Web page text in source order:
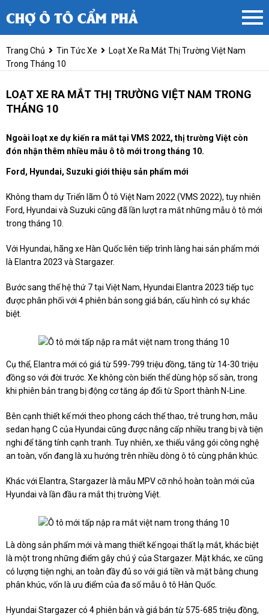
Trang Chủ Tin Tức Xe
Loạt Xe Ra Mắt Thị Trường Việt Nam
Trong Tháng 10
LOẠT XE RA MẮT THỊ TRƯỜNG VIỆT NAM TRONG
THÁNG 10
Ngoài loạt xe dự kiến ra mắt tại VMS 2022, thị trường Việt còn
đón nhận thêm nhiều mẫu ô tô mới trong tháng 10.
Ford, Hyundai, Suzuki giới thiệu sản phẩm mới
Không tham dự Triển lãm Ô tô Việt Nam 2022 (VMS 2022), tuy nhiên
Ford, Hyundai và Suzuki cũng đã lần lượt ra mắt những mẫu ô tô mới
trong tháng 10.
Với Hyundai, hãng xe Hàn Quốc liên tiếp trình làng hai sản phẩm mới
là Elantra 2023 và Stargazer.
Bước sang thế hệ thứ 7 tại Việt Nam, Hyundai Elantra 2023 tiếp tục
được phân phối với 4 phiên bản song giá bán, cấu hình có sự khác
biệt.
Cụ thể, Elantra mới có giá từ 599-799 triệu đồng, tăng từ 14-30 triệu
đồng so với đời trước. Xe không còn biến thể dùng hộp số sàn, trong
khi phiên bản trang bị động cơ tăng áp đổi từ Sport thành N-Line.
Bên cạnh thiết kế mới theo phong cách thể thao, trẻ trung hơn, mẫu
sedan hạng C của Hyundai cũng được nâng cấp nhiều trang bị và tiện
nghi để tăng tính cạnh tranh. Tuy nhiên, xe thiếu vắng gói công nghệ
an toàn, vốn đang là xu hướng trên nhiều dòng ô tô cùng phân khúc.
Khác với Elantra, Stargazer là mẫu MPV cỡ nhỏ hoàn toàn mới của
Hyundai và lần đầu ra mắt thị trường Việt.
Là dòng sản phẩm mới và mang thiết kế ngoại thất lạ mắt, khác biệt
là một trong những điểm gây chú ý của Stargazer. Mặt khác, xe cũng
có lượng tiện nghi, an toàn đầy đủ so với giá tiền và mặt bằng chung
phân khúc, vốn là ưu điểm của đa số mẫu ô tô Hàn Quốc.
Hyundai Stargazer có 4 phiên bản và giá bán từ 575-685 triệu đồng,